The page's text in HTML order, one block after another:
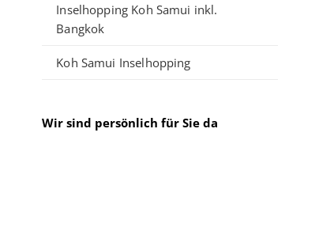
Inselhopping Koh Samui inkl.
Bangkok
Koh Samui Inselhopping
Wir sind persönlich für Sie da